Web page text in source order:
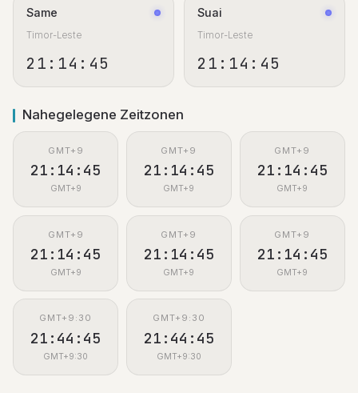
Same
Timor-Leste
21:14:46
Suai
Timor-Leste
21:14:46
Nahegelegene Zeitzonen
GMT+9
21:14:46
GMT+9
GMT+9
21:14:46
GMT+9
GMT+9
21:14:46
GMT+9
GMT+9
21:14:46
GMT+9
GMT+9
21:14:46
GMT+9
GMT+9
21:14:46
GMT+9
GMT+9:30
21:44:46
GMT+9:30
GMT+9:30
21:44:46
GMT+9:30